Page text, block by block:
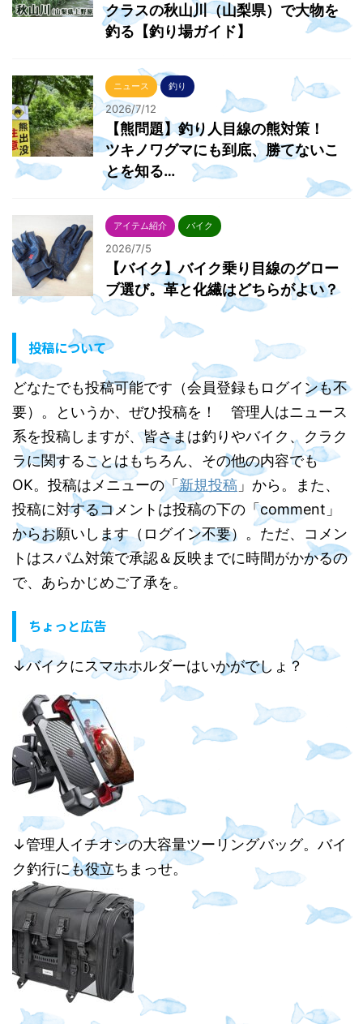
クラスの秋山川（山梨県）で大物を
釣る【釣り場ガイド】
ニュース 釣り
2026/7/12
【熊問題】釣り人目線の熊対策！
ツキノワグマにも到底、勝てないこ
とを知る…
アイテム紹介 バイク
2026/7/5
【バイク】バイク乗り目線のグロー
ブ選び。革と化繊はどちらがよい？
投稿について
どなたでも投稿可能です（会員登録もログインも不
要）。というか、ぜひ投稿を！ 管理人はニュース
系を投稿しますが、皆さまは釣りやバイク、クラク
ラに関することはもちろん、その他の内容でも
OK。投稿はメニューの「新規投稿 」から。また、
投稿に対するコメントは投稿の下の「comment」
からお願いします（ログイン不要）。ただ、コメン
トはスパム対策で承認＆反映までに時間がかかるの
で、あらかじめご了承を。
ちょっと広告
↓バイクにスマホホルダーはいかがでしょ？
↓管理人イチオシの大容量ツーリングバッグ。バイ
ク釣行にも役立ちまっせ。